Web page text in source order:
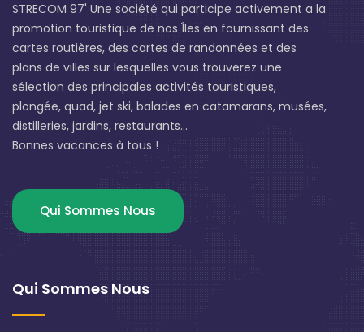
STRECOM 97' Une société qui participe activement a la
promotion touristique de nos Îles en fournissant des
cartes routières, des cartes de randonnées et des
plans de villes sur lesquelles vous trouverez une
sélection des principales activités touristiques,
plongée, quad, jet ski, balades en catamarans, musées,
distilleries, jardins, restaurants...
Bonnes vacances à tous !
Qui Sommes Nous
Qui Sommes Nous